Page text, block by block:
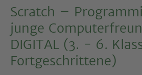
Scratch –
junge
DIGITAL (3. - 6.
Fortgeschrittene)